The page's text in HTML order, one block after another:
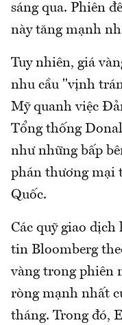
sáng qua. Phiên
này tăng mạnh
Tuy nhiên, giá
nhu cầu "vịnh
Mỹ quanh việc
Tổng thống
như những bấp
phán thương mại
Quốc.
Các quỹ giao
tin Bloomberg
vàng trong phiên
ròng mạnh nhất
tháng. Trong đó,